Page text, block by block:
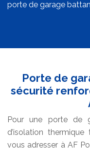
porte de garage
Porte de
sécurité
Pour une porte de
d’isolation
vous adresser à AF